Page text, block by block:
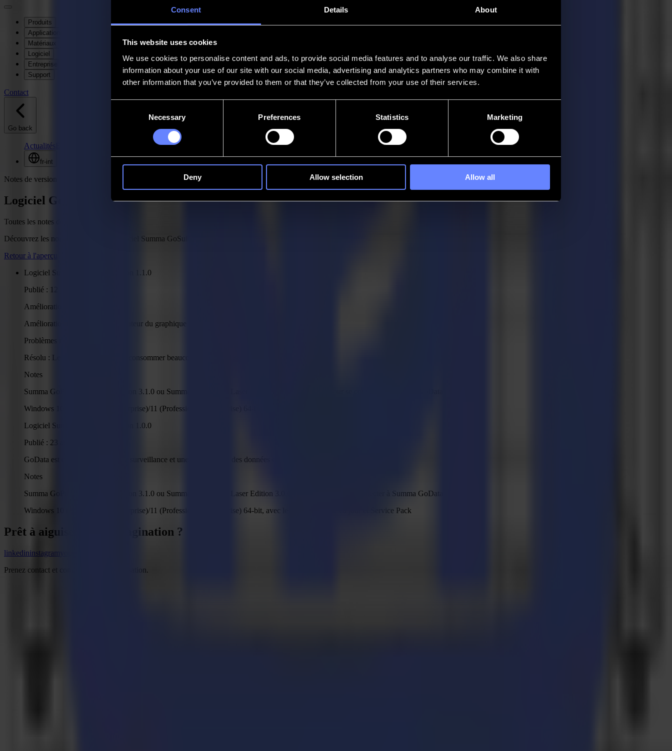
Consent Details About
This website uses cookies
We use cookies to personalise content and ads, to provide social media features and to analyse our traffic. We also share
information about your use of our site with our social media, advertising and analytics partners who may combine it with
other information that you’ve provided to them or that they’ve collected from your use of their services.
Necessary Preferences Statistics Marketing
Deny Allow selection Allow all
Produits
Applications
Matériaux
Logiciel
Entreprise
Support
Contact
Go back
Actualités
fr-int
Notes de version
Logiciel GoData
Toutes les notes de version
Découvrez les nouveautés de votre logiciel Summa GoSuite.
Retour à l'aperçu
Logiciel Summa GoData - Version 1.1.0
Publié : 12 juin 2025
Améliorations
Améliorations de l'interface utilisateur du graphique du gestionnaire de matériaux.
Problèmes résolus
Résolu : Les journaux pouvaient consommer beaucoup d'espace disque
Notes
Summa GoProduce Flatbed Edition 3.1.0 ou Summa GoProduce Laser Edition 3.0.0 sont requis pour se connecter à Summa GoData 1.0.0.
Windows 10 (Professional - Enterprise)/11 (Professional - Enterprise) 64-bit, avec les dernières mises à jour et Service Pack
Logiciel Summa GoData - Version 1.0.0
Publié : 23 août 2024
GoData est créé pour fournir une surveillance et une visualisation des données en temps réel.
Notes
Summa GoProduce Flatbed Edition 3.1.0 ou Summa GoProduce Laser Edition 3.0.0 sont requis pour se connecter à Summa GoData 1.0.0.
Windows 10 (Professional - Enterprise)/11 (Professional - Enterprise) 64-bit, avec les dernières mises à jour et Service Pack
Prêt à aiguiser votre imagination ?
linkedininstagram
Prenez contact et commencez la conversation.